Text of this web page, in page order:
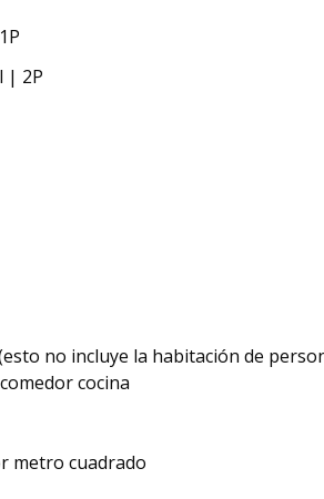
| 2P
no incluye la habitación de
cocina
metro cuadrado